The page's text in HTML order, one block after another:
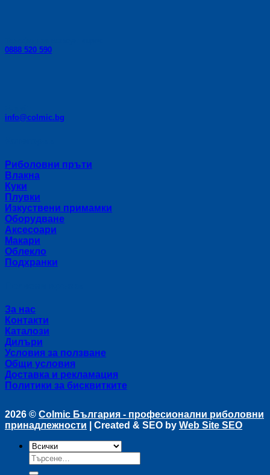
0888 520 590
info@colmic.bg
Риболовни пръти
Влакна
Куки
Плувки
Изкуствени примамки
Оборудване
Аксесоари
Макари
Облекло
Подхранки
За нас
Контакти
Каталози
Дилъри
Условия за ползване
Общи условия
Доставка и рекламация
Политики за бисквитките
2026 © Colmic България - професионални риболовни
принадлежности | Created & SEO by Web Site SEO
Търсене
за: